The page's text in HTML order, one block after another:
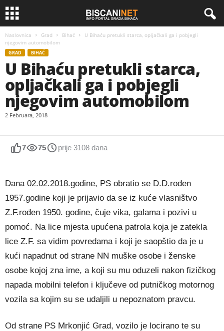
Naslovnica Grad Bihać
U Bihaću pretukli starca, opljačkali ga i pobjegli
njegovim automobilom
GRAD BIHAĆ
U Bihaću pretukli starca,
opljačkali ga i pobjegli
njegovim automobilom
2 Februara, 2018
7 75 prije 3108 dana
Dana 02.02.2018.godine, PS obratio se D.D.rođen
1957.godine koji je prijavio da se iz kuće vlasništvo
Z.F.rođen 1950. godine, čuje vika, galama i pozivi u
pomoć. Na lice mjesta upućena patrola koja je zatekla
lice Z.F. sa vidim povredama i koji je saopštio da je u
kući napadnut od strane NN muške osobe i ženske
osobe kojoj zna ime, a koji su mu oduzeli nakon fizičkog
napada mobilni telefon i ključeve od putničkog motornog
vozila sa kojim su se udaljili u nepoznatom pravcu.
Od strane PS Mrkonjić Grad, vozilo je locirano te su